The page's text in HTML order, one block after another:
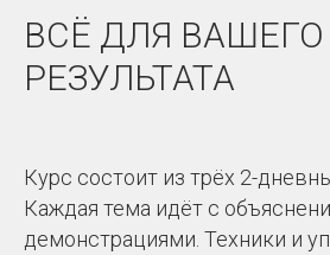
ВСЁ ДЛЯ ВАШЕГО
РЕЗУЛЬТАТА
Курс состоит из трёх 2-
Каждая тема идёт с
демонстрациями. Техники и